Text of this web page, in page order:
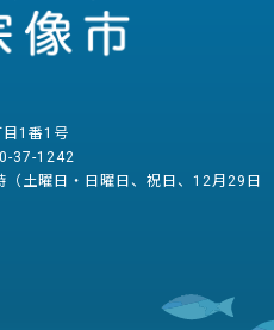
目1番1号
37-1242
土曜日・日曜日、祝日、12月29日